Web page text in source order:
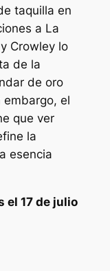
taquilla en
a La
Crowley lo
de la
de oro
embargo, el
que ver
la
esencia
el 17 de julio